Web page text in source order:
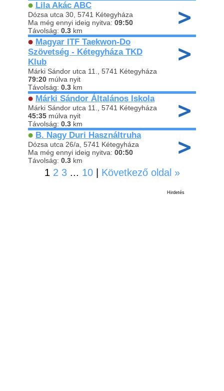
Lila Akác ABC
Dózsa utca 30, 5741 Kétegyháza
Ma még ennyi ideig nyitva: 09:50
Távolság: 0.3 km
Magyar ITF Taekwon-Do
Szövetség - Kétegyháza TKD
Klub
Márki Sándor utca 11., 5741 Kétegyháza
79:20 múlva nyit
Távolság: 0.3 km
Márki Sándor Általános Iskola
Márki Sándor utca 11., 5741 Kétegyháza
45:35 múlva nyit
Távolság: 0.3 km
B. Nagy Duri Használtruha
Dózsa utca 26/a, 5741 Kétegyháza
Ma még ennyi ideig nyitva: 00:50
Távolság: 0.3 km
1 2 3 ... 10 Következő oldal »
Hirdetés